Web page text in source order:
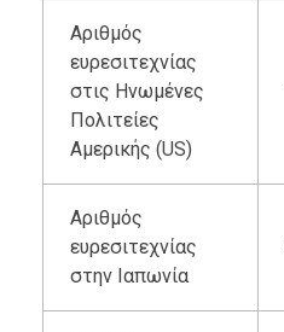
Αριθμός
ευρεσιτεχνίας
στις Ηνωμένες
Πολιτείες
Αμερικής (US)
Αριθμός
ευρεσιτεχνίας
στην Ιαπωνία